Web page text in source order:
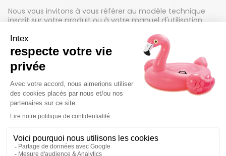
Nous vous invitons à vous référer au modèle technique
inscrit sur votre produit ou à votre manuel d'utilisation
Détails techniques